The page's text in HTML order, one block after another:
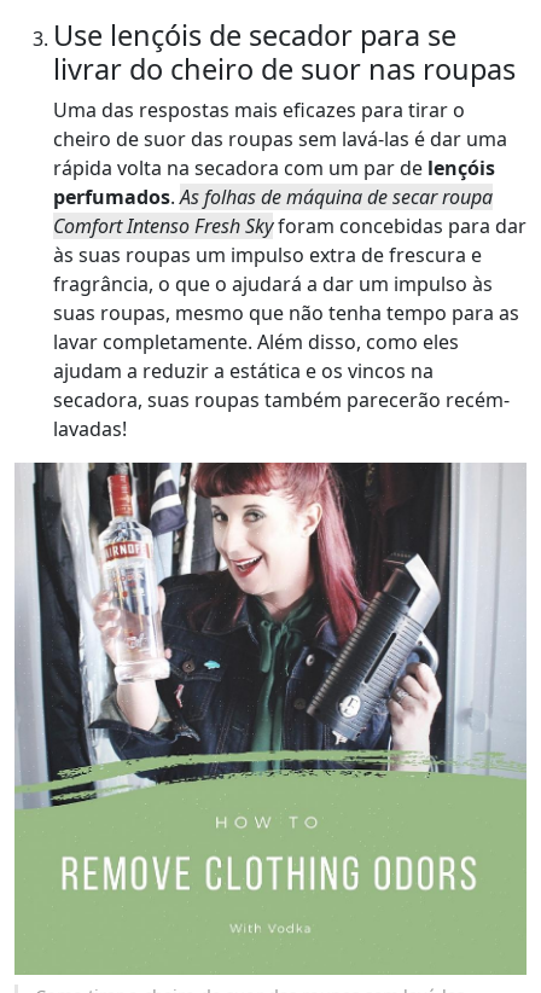
Use lençóis de secador para se
livrar do cheiro de suor nas roupas
Uma das respostas mais eficazes para tirar o
cheiro de suor das roupas sem lavá-las é dar uma
rápida volta na secadora com um par de lençóis
perfumados.As folhas de máquina de secar roupa
Comfort Intenso Fresh Skyforam concebidas para dar
às suas roupas um impulso extra de frescura e
fragrância, o que o ajudará a dar um impulso às
suas roupas, mesmo que não tenha tempo para as
lavar completamente. Além disso, como eles
ajudam a reduzir a estática e os vincos na
secadora, suas roupas também parecerão recém-
lavadas!